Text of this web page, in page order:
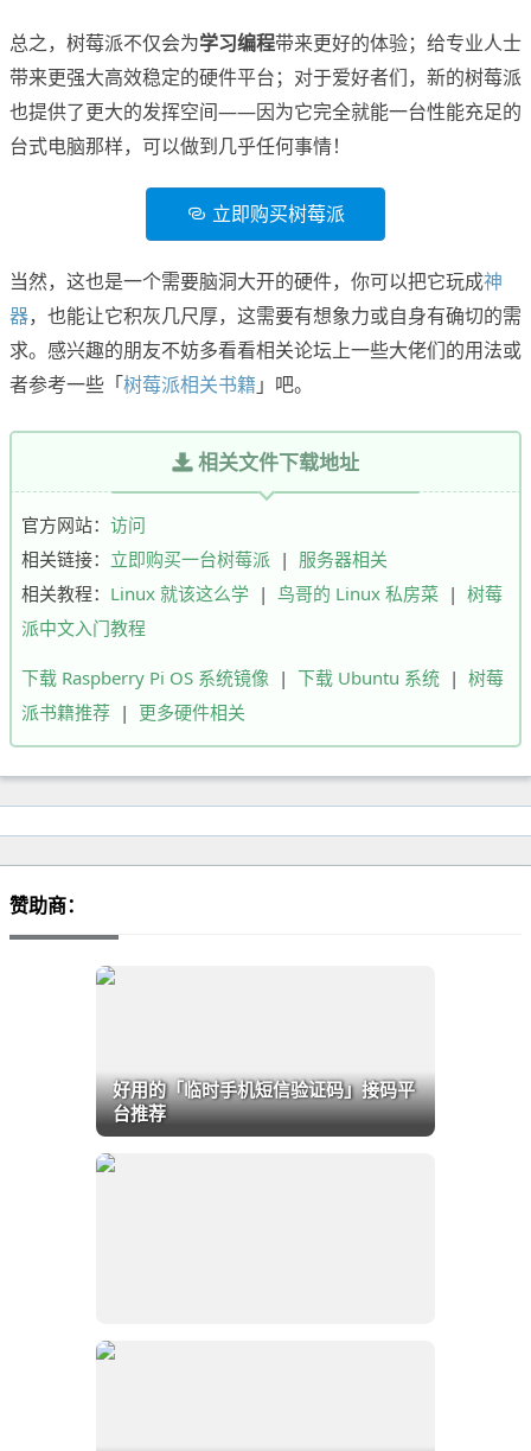
总之，树莓派不仅会为学习编程带来更好的体验；给专业人士
带来更强大高效稳定的硬件平台；对于爱好者们，新的树莓派
也提供了更大的发挥空间——因为它完全就能一台性能充足的
台式电脑那样，可以做到几乎任何事情！
立即购买树莓派
当然，这也是一个需要脑洞大开的硬件，你可以把它玩成神
器，也能让它积灰几尺厚，这需要有想象力或自身有确切的需
求。感兴趣的朋友不妨多看看相关论坛上一些大佬们的用法或
者参考一些「树莓派相关书籍 」吧。
相关文件下载地址
官方网站： 访问
相关链接： 立即购买一台树莓派 | 服务器相关
相关教程： Linux 就该这么学 | 鸟哥的 Linux 私房菜 | 树莓
派中文入门教程
下载 Raspberry Pi OS 系统镜像 | 下载 Ubuntu 系统 | 树莓
派书籍推荐 | 更多硬件相关
赞助商：
好用的「临时手机短信验证码」接码平
台推荐